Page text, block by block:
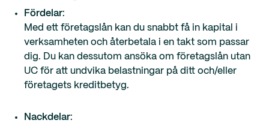
Fördelar:
Med ett företagslån kan du snabbt få in kapital i
verksamheten och återbetala i en takt som passar
dig. Du kan dessutom ansöka om företagslån utan
UC för att undvika belastningar på ditt och/eller
företagets kreditbetyg.
Nackdelar: